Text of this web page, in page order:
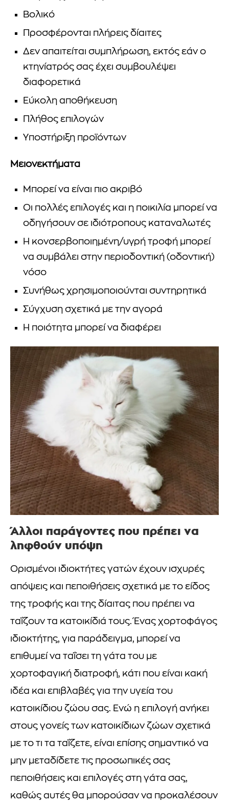
Βολικό
Προσφέρονται πλήρεις δίαιτες
Δεν απαιτείται συμπλήρωση, εκτός εάν ο
κτηνίατρός σας έχει συμβουλέψει
διαφορετικά
Εύκολη αποθήκευση
Πλήθος επιλογών
Υποστήριξη προϊόντων
Μειονεκτήματα
Μπορεί να είναι πιο ακριβό
Οι πολλές επιλογές και η ποικιλία μπορεί να
οδηγήσουν σε ιδιότροπους καταναλωτές
Η κονσερβοποιημένη/υγρή τροφή μπορεί
να συμβάλει στην περιοδοντική (οδοντική)
νόσο
Συνήθως χρησιμοποιούνται συντηρητικά
Σύγχυση σχετικά με την αγορά
Η ποιότητα μπορεί να διαφέρει
Άλλοι παράγοντες που πρέπει να
ληφθούν υπόψη
Ορισμένοι ιδιοκτήτες γατών έχουν ισχυρές
απόψεις και πεποιθήσεις σχετικά με το είδος
της τροφής και της δίαιτας που πρέπει να
ταΐζουν τα κατοικίδιά τους. Ένας χορτοφάγος
ιδιοκτήτης, για παράδειγμα, μπορεί να
επιθυμεί να ταΐσει τη γάτα του με
χορτοφαγική διατροφή, κάτι που είναι κακή
ιδέα και επιβλαβές για την υγεία του
κατοικίδιου ζώου σας. Ενώ η επιλογή ανήκει
στους γονείς των κατοικίδιων ζώων σχετικά
με το τι τα ταΐζετε, είναι επίσης σημαντικό να
μην μεταδίδετε τις προσωπικές σας
πεποιθήσεις και επιλογές στη γάτα σας,
καθώς αυτές θα μπορούσαν να προκαλέσουν